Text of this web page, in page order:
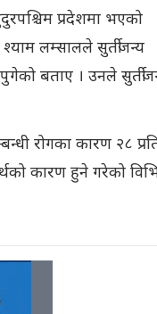
प्रदेशमा भएको
श्याम लम्सालले सुर्तीजन्य
पुगेको बताए । उनले
रोगका कारण २८
कारण हुने गरेको